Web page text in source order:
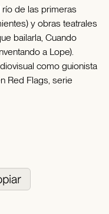
río de las primeras
y obras teatrales
bailarla, Cuando
a Lope).
como guionista
Red Flags, serie